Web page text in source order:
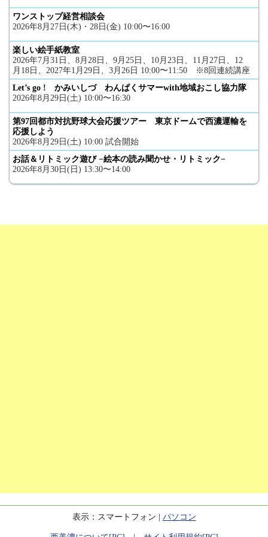
ワンストップ経営相談会
2026年8月27日(木)・28日(金) 10:00〜16:00
楽しい絵手紙教室
2026年7月31日、8月28日、9月25日、10月23日、11月27日、12
月18日、2027年1月29日、3月26日 10:00〜11:50 ※8回連続講座
Let’s go ! かみいしづ わんぱくサマーwith地域おこし協力隊
2026年8月29日(土) 10:00〜16:30
第97回都市対抗野球大会応援ツアー 東京ドームで西濃運輸を
応援しよう
2026年8月29日(土) 10:00 試合開始
お話＆リトミック遊び −絵本の読み聞かせ・リトミック−
2026年8月30日(日) 13:30〜14:00
表示：スマートフォン | パソコン